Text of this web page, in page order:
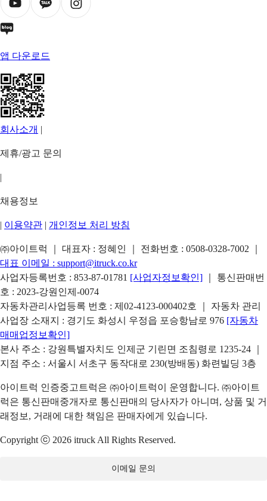
앱 다운로드
회사소개 |
제휴/광고 문의
|
채용정보
| 이용약관 | 개인정보 처리 방침
㈜아이트럭 ｜ 대표자 : 정혜인 ｜ 전화번호 : 0508-0328-7002
대표 이메일 : support@itruck.co.kr
사업자등록번호 : 853-87-01781 [사업자정보확인]
｜ 통신판매번
호 : 2023-강원인제-0074
자동차관리사업등록 번호 : 제02-4123-000402호 ｜ 자동차 관리
사업장 소재지 : 경기도 화성시 우정읍 포승항남로 976 [자동차
매매업정보확인]
본사 주소 : 강원특별자치도 인제군 기린면 조침령로 1235-24 ｜
지점 주소 : 서울시 서초구 동작대로 230(방배동) 화련빌딩 3층
아이트럭 인증중고트럭은 ㈜아이트럭이 운영합니다. ㈜아이트
럭은 통신판매중개자로 통신판매의 당사자가 아니며, 상품 및 거
래정보, 거래에 대한 책임은 판매자에게 있습니다.
Copyright ⓒ 2026 itruck All Rights Reserved.
이메일 문의